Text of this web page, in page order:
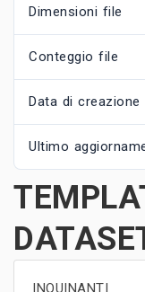
Dimensioni file
Conteggio file
Data di creazione
Ultimo
INQUINANTI